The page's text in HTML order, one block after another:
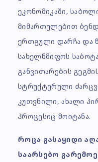
ეკონომიკაში,
მიმართულებით
ერთგული დარჩა და
სახელწმიფოს
განვითარების
სტრუქტურული
კუთვნილი, ახალი
პროცესიც მოიტანა.
როცა გასაყიდი
საარსებო